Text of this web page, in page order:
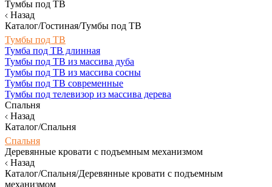
Тумбы под ТВ
Назад
Каталог/Гостиная/Тумбы под ТВ
Тумбы под ТВ
Тумба под ТВ длинная
Тумбы под ТВ из массива дуба
Тумбы под ТВ из массива сосны
Тумбы под ТВ современные
Тумбы под телевизор из массива дерева
Спальня
Назад
Каталог/Спальня
Спальня
Деревянные кровати с подъемным механизмом
Назад
Каталог/Спальня/Деревянные кровати с подъемным
механизмом